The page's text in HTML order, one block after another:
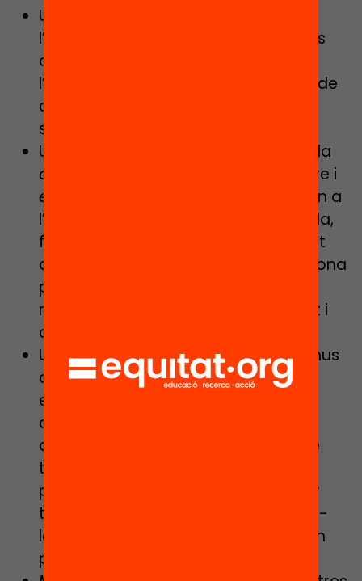
Un
l’heterogeneïtat i en l’assoliment dels
objectius personals i no en
l’homogeneïtat, com fan les proves de
competències bàsiques o de
selectivitat.
Un sistema educatiu que contempli la
diversitat d’horaris
d’estada al centre i
els recursos de l’entorn
que permetin a
l’alumne l’assoliment del seu propi pla,
fent possible una vivència gratificant
de la diversitat en la qual cada persona
percep que aprèn, aporta i cada
mestre sent que el seu rol és eficient i
competent.
Unsserveis educatiusque facin de nus
de xarxa. Necessitem professionals
especialitzats que puguin orientar,
ajudar a avaluar i a fer propostes
d’intervenció. Es necessiten plans de
treball que apleguin a molts
professionals i això vol dir reconèixer
temps per fer les coses sense deixar-
les a la bona voluntat dels qui lideren
projectes.